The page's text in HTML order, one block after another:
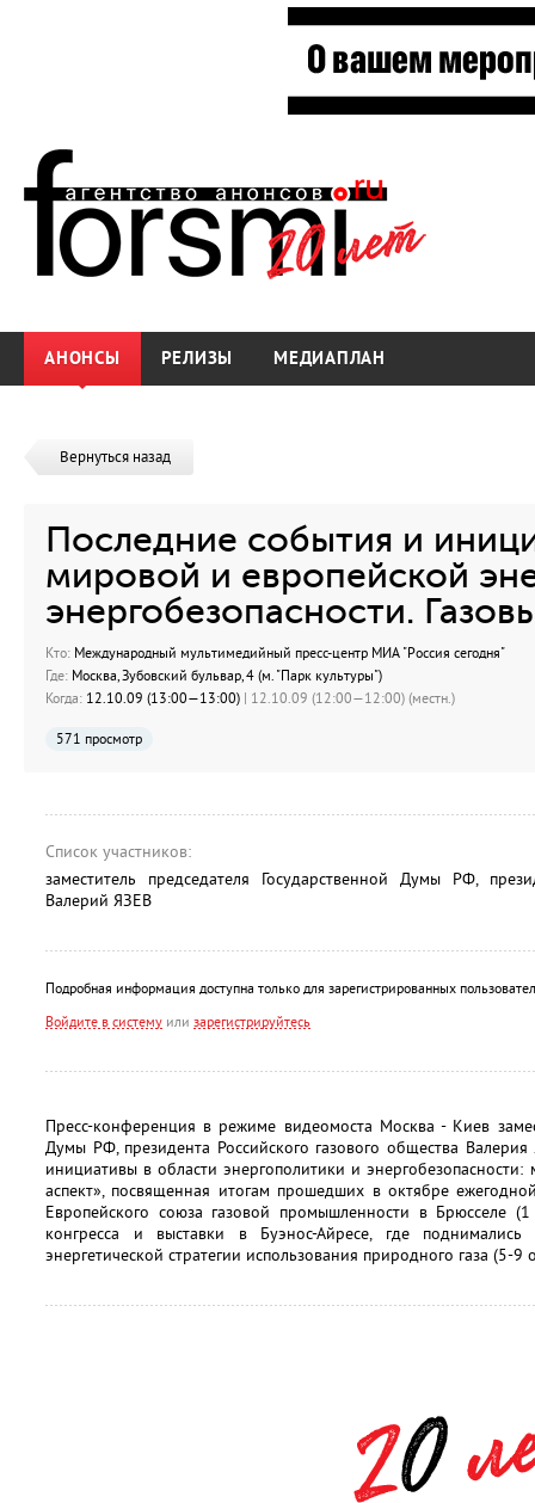
АНОНСЫ РЕЛИЗЫ МЕДИАПЛАН
Вернуться назад
Последние события и
мировой и европейской
энергобезопасности.
Кто: Международный мультимедийный пресс-центр МИА "Россия сегодня"
Где: Москва, Зубовский бульвар, 4 (м. "Парк культуры")
Когда: 12.10.09 (13:00—13:00) | 12.10.09 (12:00—12:00) (местн.)
571 просмотр
Список участников:
заместитель председателя Государственной Думы РФ,
Валерий ЯЗЕВ
Подробная информация доступна только для зарегистрированных
Войдите в систему или зарегистрируйтесь
Пресс-конференция в режиме видеомоста Москва - Киев
Думы РФ, президента Российского газового общества
инициативы в области энергополитики и
аспект», посвященная итогам прошедших в октябре
Европейского союза газовой промышленности в Брюсселе
конгресса и выставки в Буэнос-Айресе, где
энергетической стратегии использования природного газа (5-9